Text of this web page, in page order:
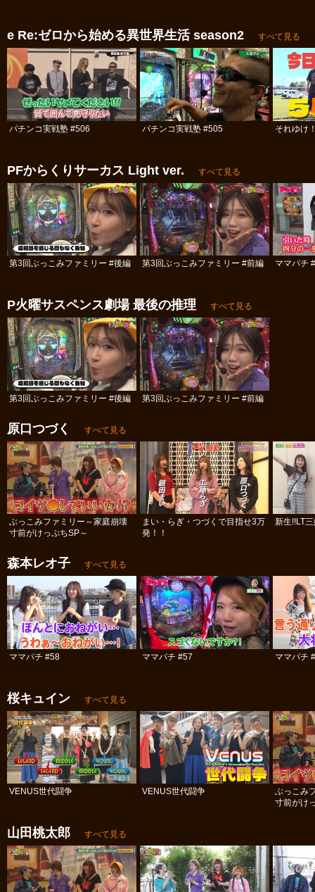
e Re:ゼロから始める異世界生活 season2 すべて見る
パチンコ実戦塾 #506 パチンコ実戦塾 #505 それゆけ
PFからくりサーカス Light ver. すべて見る
第3回ぶっこみファミリー #後編 第3回ぶっこみファミリー #前編 ママパチ
P火曜サスペンス劇場 最後の推理 すべて見る
第3回ぶっこみファミリー #後編 第3回ぶっこみファミリー #前編
原口つづく すべて見る
ぶっこみファミリー～家庭崩壊
寸前がけっぷちSP～
まい・らぎ・つづくで目指せ3万
発！！
新生!!LT
森本レオ子 すべて見る
ママパチ #58 ママパチ #57 ママパチ
桜キュイン すべて見る
VENUS世代闘争 VENUS世代闘争
ぶっこみ
寸前がけ
山田桃太郎 すべて見る